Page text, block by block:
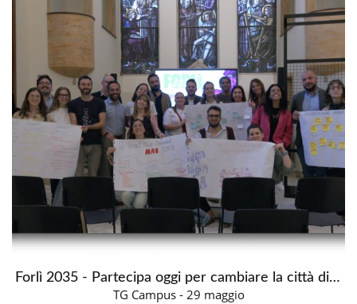
Forlì 2035 - Partecipa oggi per cambiare la città di domani
TG Campus - 29 maggio